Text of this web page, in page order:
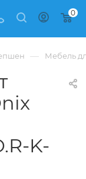
0
— Мебель
K-